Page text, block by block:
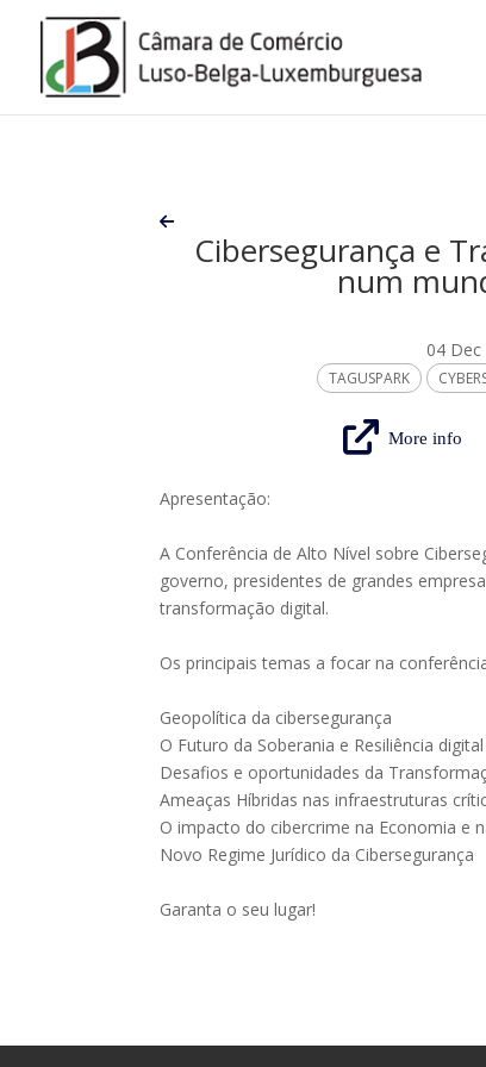
Cibersegurança e
num
04 Dec
TAGUSPARK
More info
Apresentação:
A Conferência de Alto Nível sobre
governo, presidentes de grandes
transformação digital.
Os principais temas a focar na
Geopolítica da cibersegurança
O Futuro da Soberania e Resiliência digital
Desafios e oportunidades da
Ameaças Híbridas nas infraestruturas
O impacto do cibercrime na Economia e
Novo Regime Jurídico da Cibersegurança
Garanta o seu lugar!